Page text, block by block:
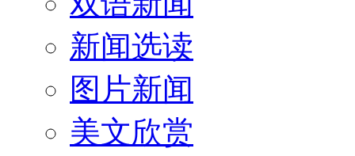
新闻选读
图片新闻
美文欣赏